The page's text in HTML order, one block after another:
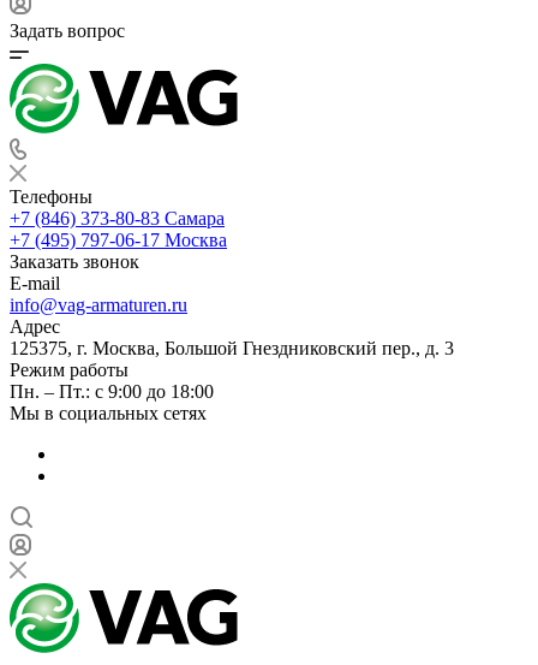
Задать вопрос
Телефоны
+7 (846) 373-80-83 Самара
+7 (495) 797-06-17 Москва
Заказать звонок
E-mail
info@vag-armaturen.ru
Адрес
125375, г. Москва, Большой Гнездниковский пер., д. 3
Режим работы
Пн. – Пт.: с 9:00 до 18:00
Мы в социальных сетях